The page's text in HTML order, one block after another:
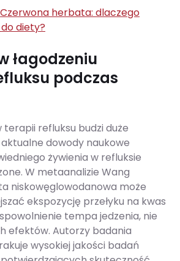
Czerwona herbata: dlaczego
diety?
łagodzeniu
podczas
refluksu budzi duże
dowody naukowe
żywienia w refluksie
W metaanalizie Wang
niskowęglowodanowa może
ekspozycję przełyku na kwas
tempa jedzenia, nie
efektów. Autorzy badania
wysokiej jakości badań